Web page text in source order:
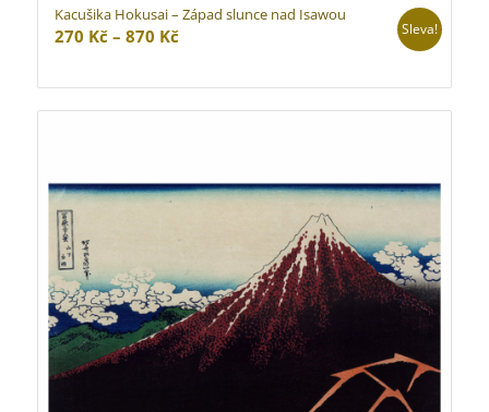
Kacušika Hokusai – Západ slunce nad Isawou
270 Kč – 870 KčRozpětí
270 Kč
až
Sleva!